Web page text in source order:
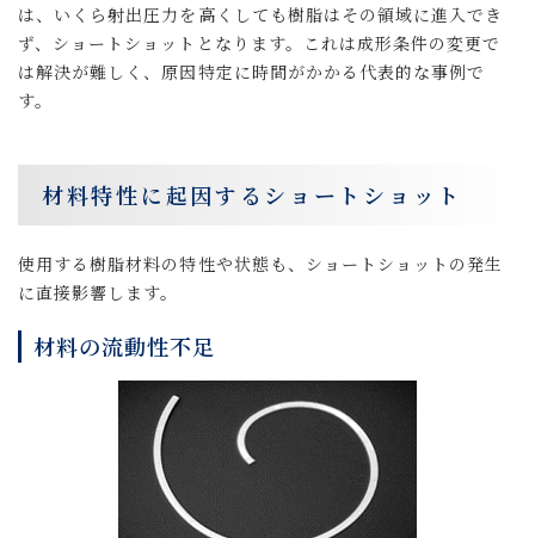
は、いくら射出圧力を高くしても樹脂はその領域に進入でき
ず、ショートショットとなります。これは成形条件の変更で
は解決が難しく、原因特定に時間がかかる代表的な事例で
す。
材料特性に起因するショートショット
使用する樹脂材料の特性や状態も、ショートショットの発生
に直接影響します。
材料の流動性不足